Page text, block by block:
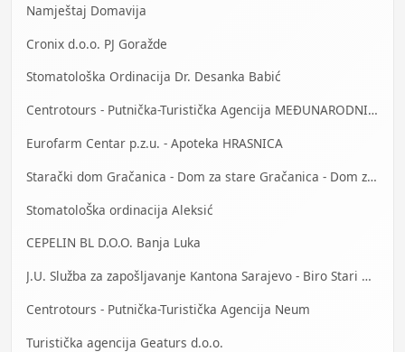
Namještaj Domavija
Cronix d.o.o. PJ Goražde
Stomatološka Ordinacija Dr. Desanka Babić
Centrotours - Putnička-Turistička Agencija MEĐUNARODNI AERODROM Sarajevo
Eurofarm Centar p.z.u. - Apoteka HRASNICA
Starački dom Gračanica - Dom za stare Gračanica - Dom za stara lica Gračanica
StomatoloŠka ordinacija Aleksić
CEPELIN BL D.O.O. Banja Luka
J.U. Služba za zapošljavanje Kantona Sarajevo - Biro Stari Grad
Centrotours - Putnička-Turistička Agencija Neum
Turistička agencija Geaturs d.o.o.